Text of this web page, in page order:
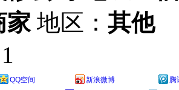
家 地区： 其他
1
QQ空间 新浪微博
腾